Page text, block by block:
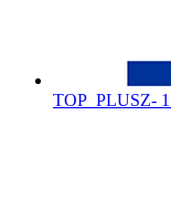
TOP_PLUSZ-